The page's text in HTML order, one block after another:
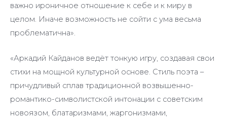
важно ироничное отношение к себе и к миру в
целом. Иначе возможность не сойти с ума весьма
проблематична».
«Аркадий Кайданов ведёт тонкую игру, создавая свои
стихи на мощной культурной основе. Стиль поэта –
причудливый сплав традиционной возвышенно-
романтико-символистской интонации с советским
новоязом, блатаризмами, жаргонизмами,